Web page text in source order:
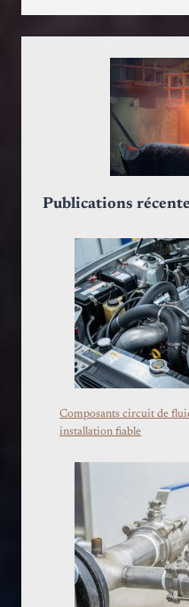
Publications
Composants circuit de
installation fiable